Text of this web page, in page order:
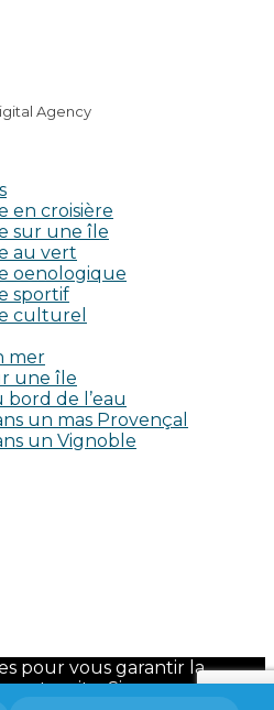
Agency
en croisière
sur une île
au vert
oenologique
sportif
culturel
mer
une île
bord de l’eau
un mas Provençal
un Vignoble
pour vous garantir la
notre site. Si vous continuez